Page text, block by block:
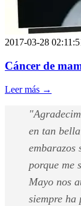
2017-03-28
Cáncer de
Leer más →
en tan
embarazos
porque me
Mayo nos
siempre ha